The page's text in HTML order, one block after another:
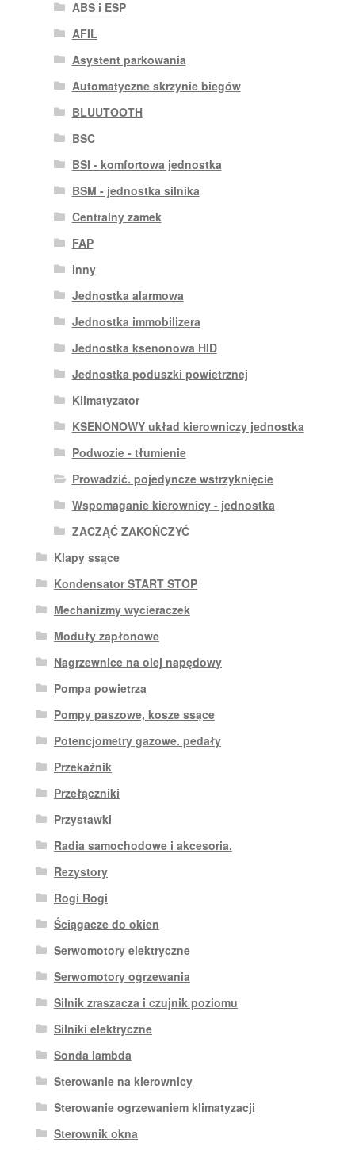
ABS i ESP
AFIL
Asystent parkowania
Automatyczne skrzynie biegów
BLUUTOOTH
BSC
BSI - komfortowa jednostka
BSM - jednostka silnika
Centralny zamek
FAP
inny
Jednostka alarmowa
Jednostka immobilizera
Jednostka ksenonowa HID
Jednostka poduszki powietrznej
Klimatyzator
KSENONOWY układ kierowniczy jednostka
Podwozie - tłumienie
Prowadzić. pojedyncze wstrzyknięcie
Wspomaganie kierownicy - jednostka
ZACZĄĆ ZAKOŃCZYĆ
Klapy ssące
Kondensator START STOP
Mechanizmy wycieraczek
Moduły zapłonowe
Nagrzewnice na olej napędowy
Pompa powietrza
Pompy paszowe, kosze ssące
Potencjometry gazowe. pedały
Przekaźnik
Przełączniki
Przystawki
Radia samochodowe i akcesoria.
Rezystory
Rogi Rogi
Ściągacze do okien
Serwomotory elektryczne
Serwomotory ogrzewania
Silnik zraszacza i czujnik poziomu
Silniki elektryczne
Sonda lambda
Sterowanie na kierownicy
Sterowanie ogrzewaniem klimatyzacji
Sterownik okna